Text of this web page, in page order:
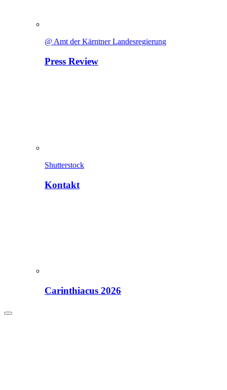
@ Amt der Kärntner Landesregierung
Press Review
Shutterstock
Kontakt
Carinthiacus 2026